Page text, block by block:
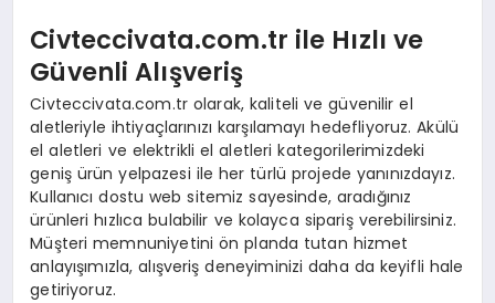
Civteccivata.com.tr ile Hızlı ve
Güvenli Alışveriş
Civteccivata.com.tr olarak, kaliteli ve güvenilir el
aletleriyle ihtiyaçlarınızı karşılamayı hedefliyoruz. Akülü
el aletleri ve elektrikli el aletleri kategorilerimizdeki
geniş ürün yelpazesi ile her türlü projede yanınızdayız.
Kullanıcı dostu web sitemiz sayesinde, aradığınız
ürünleri hızlıca bulabilir ve kolayca sipariş verebilirsiniz.
Müşteri memnuniyetini ön planda tutan hizmet
anlayışımızla, alışveriş deneyiminizi daha da keyifli hale
getiriyoruz.